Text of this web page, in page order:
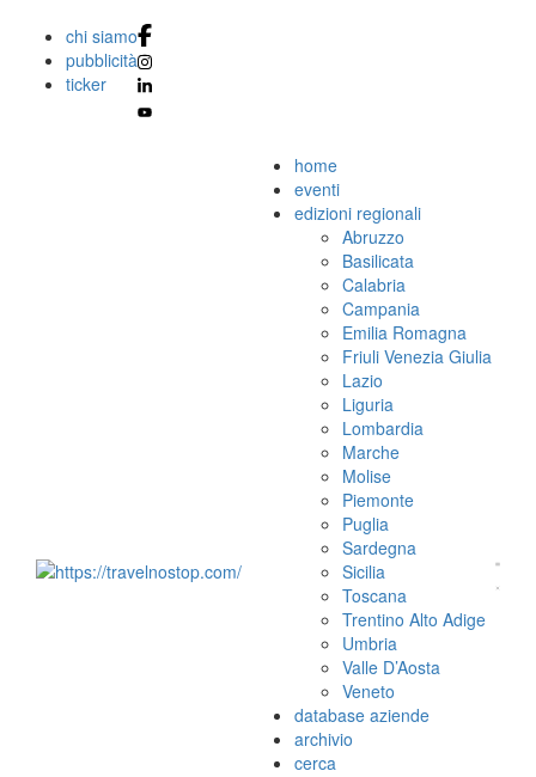
chi siamo
pubblicità
ticker
home
eventi
edizioni regionali
Abruzzo
Basilicata
Calabria
Campania
Emilia Romagna
Friuli Venezia Giulia
Lazio
Liguria
Lombardia
Marche
Molise
Piemonte
Puglia
Sardegna
Sicilia
Toscana
Trentino Alto Adige
Umbria
Valle D’Aosta
Veneto
database aziende
archivio
cerca